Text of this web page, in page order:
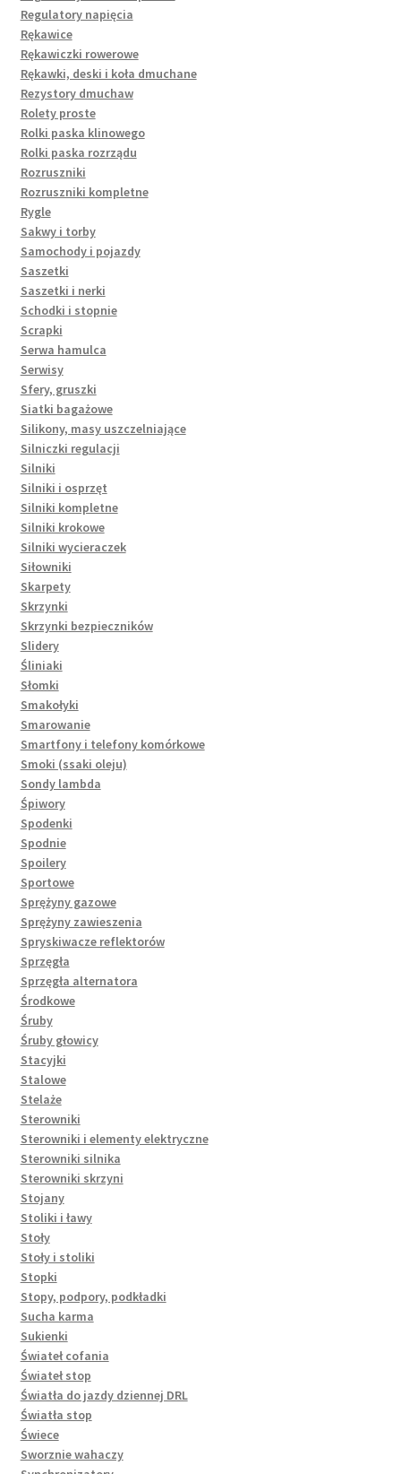
Regulatory napięcia
Rękawice
Rękawiczki rowerowe
Rękawki, deski i koła dmuchane
Rezystory dmuchaw
Rolety proste
Rolki paska klinowego
Rolki paska rozrządu
Rozruszniki
Rozruszniki kompletne
Rygle
Sakwy i torby
Samochody i pojazdy
Saszetki
Saszetki i nerki
Schodki i stopnie
Scrapki
Serwa hamulca
Serwisy
Sfery, gruszki
Siatki bagażowe
Silikony, masy uszczelniające
Silniczki regulacji
Silniki
Silniki i osprzęt
Silniki kompletne
Silniki krokowe
Silniki wycieraczek
Siłowniki
Skarpety
Skrzynki
Skrzynki bezpieczników
Slidery
Śliniaki
Słomki
Smakołyki
Smarowanie
Smartfony i telefony komórkowe
Smoki (ssaki oleju)
Sondy lambda
Śpiwory
Spodenki
Spodnie
Spoilery
Sportowe
Sprężyny gazowe
Sprężyny zawieszenia
Spryskiwacze reflektorów
Sprzęgła
Sprzęgła alternatora
Środkowe
Śruby
Śruby głowicy
Stacyjki
Stalowe
Stelaże
Sterowniki
Sterowniki i elementy elektryczne
Sterowniki silnika
Sterowniki skrzyni
Stojany
Stoliki i ławy
Stoły
Stoły i stoliki
Stopki
Stopy, podpory, podkładki
Sucha karma
Sukienki
Świateł cofania
Świateł stop
Światła do jazdy dziennej DRL
Światła stop
Świece
Sworznie wahaczy